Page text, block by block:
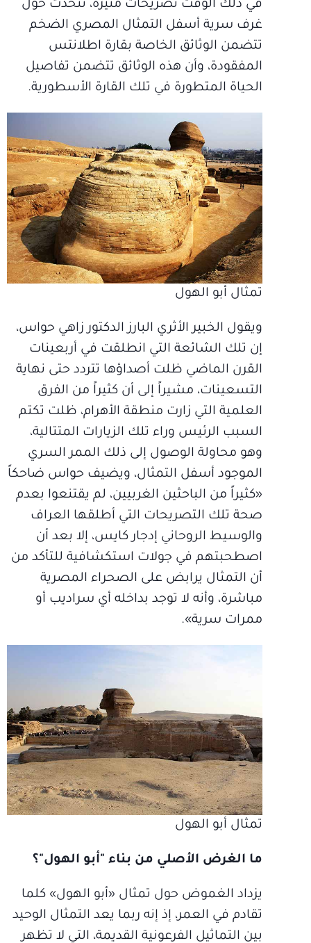
في ذلك الوقت تصريحات مثيرة، تتحدث حول
غرف سرية أسفل التمثال المصري الضخم
تتضمن الوثائق الخاصة بقارة اطلانتس
المفقودة، وأن هذه الوثائق تتضمن تفاصيل
الحياة المتطورة في تلك القارة الأسطورية.
تمثال أبو الهول
ويقول الخبير الأثري البارز الدكتور زاهي حواس،
إن تلك الشائعة التي انطلقت في أربعينات
القرن الماضي ظلت أصداؤها تتردد حتى نهاية
التسعينات، مشيراً إلى أن كثيراً من الفرق
العلمية التي زارت منطقة الأهرام، ظلت تكتم
السبب الرئيس وراء تلك الزيارات المتتالية،
وهو محاولة الوصول إلى ذلك الممر السري
الموجود أسفل التمثال، ويضيف حواس ضاحكاً
«كثيراً من الباحثين الغربيين، لم يقتنعوا بعدم
صحة تلك التصريحات التي أطلقها العراف
والوسيط الروحاني إدجار كايس، إلا بعد أن
اصطحبتهم في جولات استكشافية للتأكد من
أن التمثال يرابض على الصحراء المصرية
مباشرة، وأنه لا توجد بداخله أي سراديب أو
ممرات سرية».
تمثال أبو الهول
ما الغرض الأصلي من بناء "أبو الهول"؟
يزداد الغموض حول تمثال «أبو الهول» كلما
تقادم في العمر، إذ إنه ربما يعد التمثال الوحيد
بين التماثيل الفرعونية القديمة، التي لا تظهر